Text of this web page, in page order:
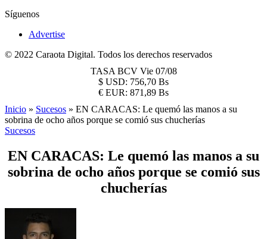
Síguenos
Advertise
© 2022 Caraota Digital. Todos los derechos reservados
TASA BCV Vie 07/08
$ USD: 756,70 Bs
€ EUR: 871,89 Bs
Inicio » Sucesos » EN CARACAS: Le quemó las manos a su
sobrina de ocho años porque se comió sus chucherías
Sucesos
EN CARACAS: Le quemó las manos a su
sobrina de ocho años porque se comió sus
chucherías